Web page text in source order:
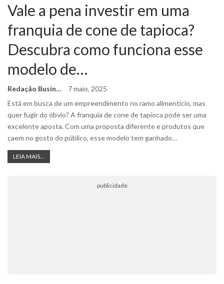
Vale a pena investir em uma
franquia de cone de tapioca?
Descubra como funciona esse
modelo de…
Redação Business Ideas
7 maio, 2025
Está em busca de um empreendimento no ramo alimentício, mas
quer fugir do óbvio? A franquia de cone de tapioca pode ser uma
excelente aposta. Com uma proposta diferente e produtos que
caem no gosto do público, esse modelo tem ganhado…
LEIA MAIS...
publicidade